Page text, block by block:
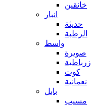
خانقين
انبار
حديثة
الرطبة
واسط
صويرة
زرباطية
كوت
نعمانية
بابل
مسيب